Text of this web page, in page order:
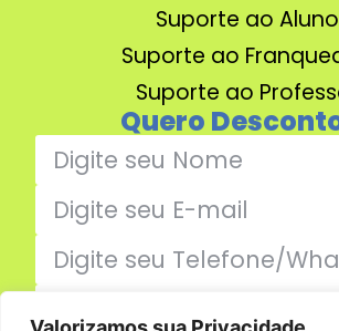
Suporte ao Aluno
Suporte ao
Suporte ao
Quero